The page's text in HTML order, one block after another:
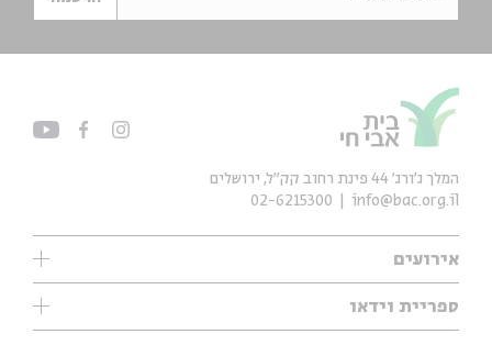
אירועים
אנגלית
ספריית וידאו
המלך ג'ורג' 44 פינת רחוב קק״ל, ירושלים
info@bac.org.il
02-6215300